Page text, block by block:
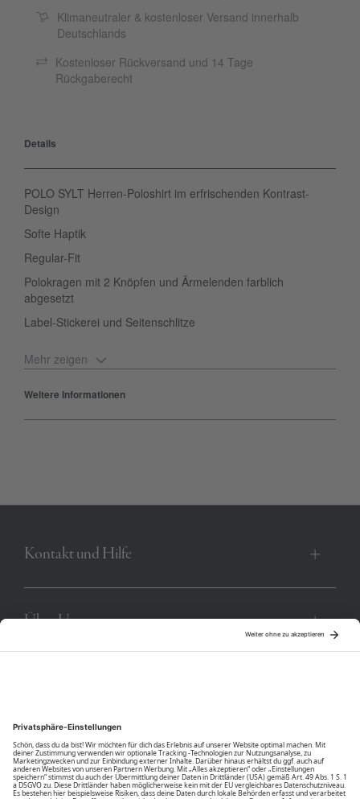
Klimaneutraler & kostenloser Versand innerhalb
Deutschlands
Kostenloser Rückversand und 14 Tage
Rückgaberecht
Details
POLO SYLT Herren-Poloshirt im erfrischenden Kontrast-
Design
Softe Haptik
Regular-Fit
Polokragen mit 2 Knöpfen und Ärmelenden farblich
abgesetzt
Label-Stickerei und Seitenschlitze
Das POLO SYLT Herren-Poloshirt mit Neon-Kragen gibt
farblich abgesetzte Polokragen mit der klassischen
Knopfleiste, die gleichfarbigen Ärmelabschlüsse und das
cooles Statement! Zudem hat es eine Grüner Knopf
Mehr zeigen
Weitere Informationen
Kontakt und Hilfe
Über Uns
Unsere Vorteile